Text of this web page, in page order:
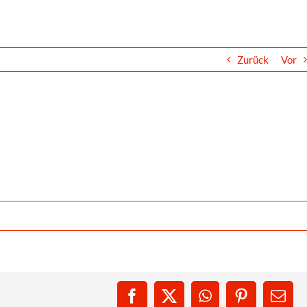
Zurück Vor
Facebook
X WhatsAppPinterest
E-